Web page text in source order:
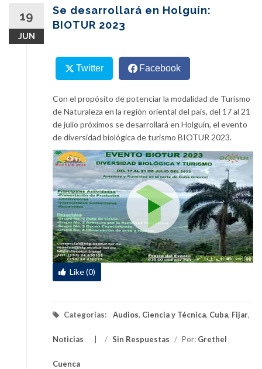
19
JUN
Se desarrollará en Holguín:
BIOTUR 2023
Twitter Facebook
Con el propósito de potenciar la modalidad de Turismo
de Naturaleza en la región oriental del país, del 17 al 21
de julio próximos se desarrollará en Holguín, el evento
de diversidad biológica de turismo BIOTUR 2023.
Like (0)
Categorías: Audios, Ciencia y Técnica, Cuba, Fijar,
Noticias / Sin Respuestas / Por: Grethel
Cuenca